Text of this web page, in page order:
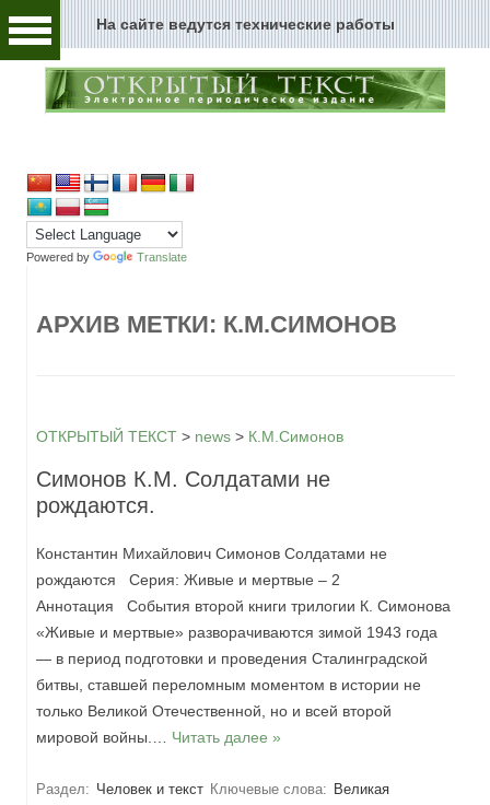
На сайте ведутся технические работы
Powered by Translate
АРХИВ МЕТКИ: К.М.СИМОНОВ
ОТКРЫТЫЙ ТЕКСТ > news > К.М.Симонов
Симонов К.М. Солдатами не
рождаются.
Константин Михайлович Симонов Солдатами не
рождаются Серия: Живые и мертвые – 2
Аннотация События второй книги трилогии К. Симонова
«Живые и мертвые» разворачиваются зимой 1943 года
— в период подготовки и проведения Сталинградской
битвы, ставшей переломным моментом в истории не
только Великой Отечественной, но и всей второй
мировой войны.… Читать далее »
Раздел: Человек и текст Ключевые слова: Великая
Человек и текст
Текст пространства
Текст истории
Редакция
Новости сайта